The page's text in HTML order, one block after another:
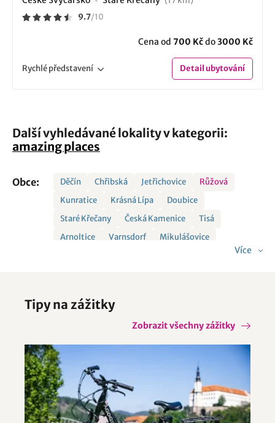
9.7/10
Cena od 700 Kčdo3000 Kč
Rychlépředstavení Detailubytování
Další vyhledávané lokality v kategorii:
amazing places
Obce: Děčín Chřibská Jetřichovice
Růžová
Kunratice
Krásná Lípa
Doubice
Staré Křečany
Česká Kamenice
Tisá
Arnoltice
Varnsdorf Mikulášovice
Více
Tipy na zážitky
Zobrazit všechny zážitky